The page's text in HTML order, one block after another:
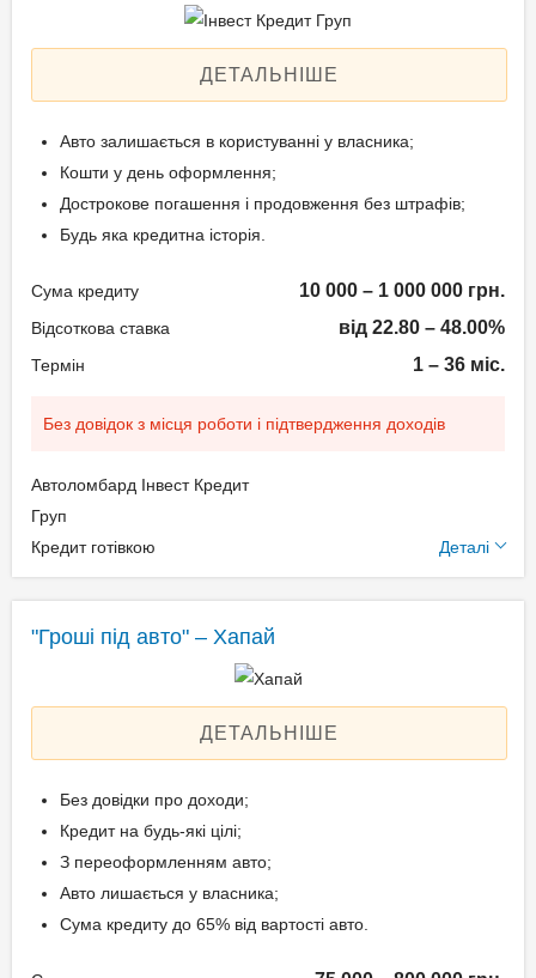
Технічний паспорт на
авто;
Ідентифікаційний номер.
Спосіб погашення:
Класичний
Дострокове погашення:
Без страхування
чоловіка;
розпорядження авто.
Вік позичальника
ДЕТАЛЬНІШЕ
Авто залишається в користуванні у власника;
Кошти у день оформлення;
Дострокове погашення і продовження без штрафів;
Будь яка кредитна історія.
Сума кредиту 10 000 – 1 000 000 грн.
Відсоткова ставка від 22.80 – 48.00%
Термін 1 – 36 міс.
Без довідок з місця роботи і підтвердження доходів
Автоломбард Інвест Кредит
Груп
Кредит готівкою
Деталі
Застава: Автотранспорт
Дострокове погашення:
Дострокове без штрафів
кредиту
На розрахунковий
"Гроші під авто" – Хапай
ДЕТАЛЬНІШЕ
Без довідки про доходи;
Кредит на будь-які цілі;
З переоформленням авто;
Авто лишається у власника;
Сума кредиту до 65% від вартості авто.